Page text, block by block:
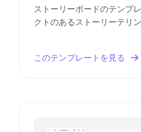
ストーリーボードのテンプ
クトのあるストーリーテリ
このテンプレートを見る